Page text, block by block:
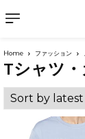
Home ファッション
Tシャツ